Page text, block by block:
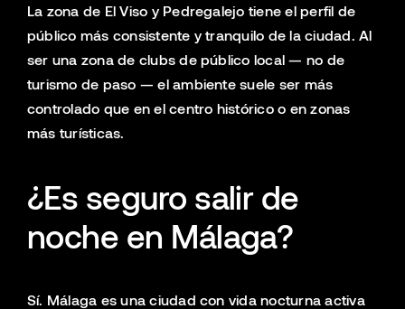
La zona de El Viso y Pedregalejo tiene el perfil de
público más consistente y tranquilo de la ciudad. Al
ser una zona de clubs de público local — no de
turismo de paso — el ambiente suele ser más
controlado que en el centro histórico o en zonas
más turísticas.
¿Es seguro salir de
noche en Málaga?
Sí. Málaga es una ciudad con vida nocturna activa